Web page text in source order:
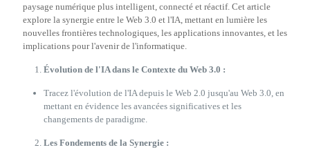
paysage numérique plus intelligent, connecté et réactif. Cet article
explore la synergie entre le Web 3.0 et l'IA, mettant en lumière les
nouvelles frontières technologiques, les applications innovantes, et les
implications pour l'avenir de l'informatique.
Évolution de l'IA dans le Contexte du Web 3.0 :
Tracez l'évolution de l'IA depuis le Web 2.0 jusqu'au Web 3.0, en
mettant en évidence les avancées significatives et les
changements de paradigme.
Les Fondements de la Synergie :